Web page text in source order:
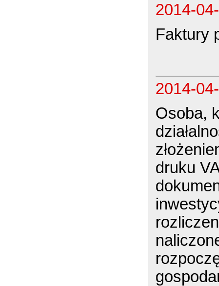
2014-
Faktury
2014-
Osoba,
druku